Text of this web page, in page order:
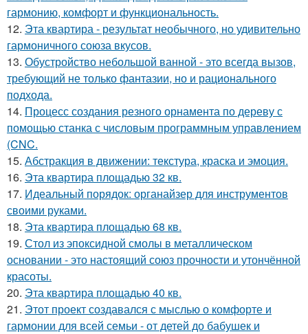
гармонию, комфорт и функциональность.
12. Эта квартира - результат необычного, но удивительно
гармоничного союза вкусов.
13. Обустройство небольшой ванной - это всегда вызов,
требующий не только фантазии, но и рационального
подхода.
14. Процесс создания резного орнамента по дереву с
помощью станка с числовым программным управлением
(CNC.
15. Абстракция в движении: текстура, краска и эмоция.
16. Эта квартира площадью 32 кв.
17. Идеальный порядок: органайзер для инструментов
своими руками.
18. Эта квартира площадью 68 кв.
19. Стол из эпоксидной смолы в металлическом
основании - это настоящий союз прочности и утончённой
красоты.
20. Эта квартира площадью 40 кв.
21. Этот проект создавался с мыслью о комфорте и
гармонии для всей семьи - от детей до бабушек и